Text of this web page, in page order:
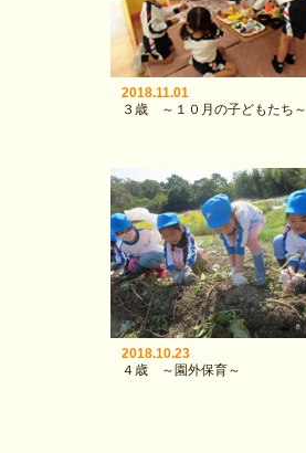
2018.11.01
３歳 ～１０月の子どもたち～
2018.10.23
４歳 ～園外保育～